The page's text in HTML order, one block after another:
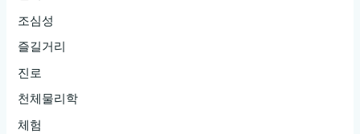
조심성
즐길거리
진로
천체물리학
체험